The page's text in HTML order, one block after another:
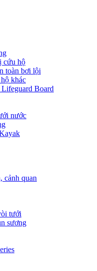
cứu hộ
toàn bơi lội
khác
Board
nước
cảnh quan
tưới
sương